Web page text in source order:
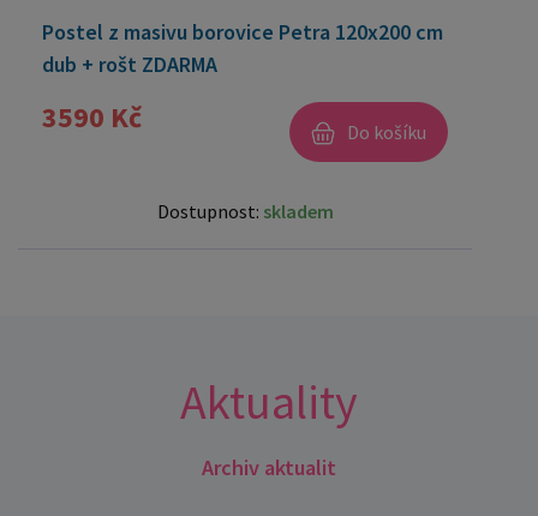
Postel z masivu borovice Petra 120x200 cm
dub + rošt ZDARMA
3590 Kč Do košíku
Dostupnost: skladem
Aktuality
Archiv aktualit